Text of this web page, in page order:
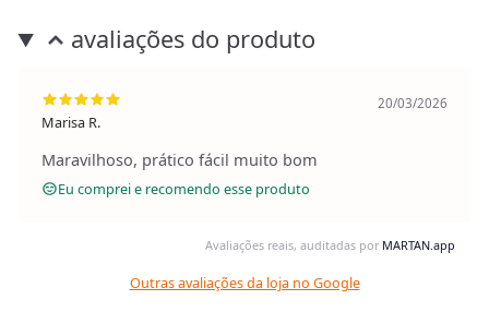
avaliações do produto
Marisa R.
20/03/2026
Maravilhoso, prático fácil muito bom
Eu comprei e recomendo esse produto
Avaliações reais, auditadas por MARTAN.app
Outras avaliações da loja no Google